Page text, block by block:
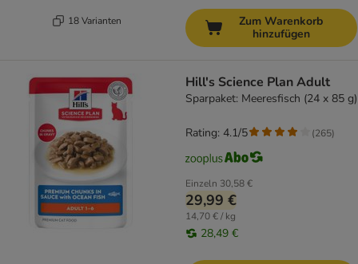
18 Varianten
Zum Warenkorb
hinzufügen
Hill's Science Plan Adult
Sparpaket: Meeresfisch (24 x 85 g)
Einzeln 30,58 €
29,99 €
14,70 € / kg
28,49 €
Rating: 4.1/5 (265)